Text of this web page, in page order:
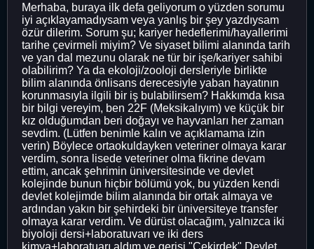
Merhaba, buraya ilk defa geliyorum o yüzden sorumu
iyi açıklayamadıysam veya yanlış bir şey yazdıysam
özür dilerim. Sorum şu; kariyer hedeflerimi/hayallerimi
tarihe çevirmeli miyim? Ve siyaset bilimi alanında tarih
ve yan dal mezunu olarak ne tür bir işe/kariyer sahibi
olabilirim? Ya da ekoloji/zooloji dersleriyle birlikte
bilim alanında önlisans derecesiyle yaban hayatının
korunmasıyla ilgili bir iş bulabilirsem? Hakkımda kısa
bir bilgi vereyim, ben 22F (Meksikalıyım) ve küçük bir
kız olduğumdan beri doğayı ve hayvanları her zaman
sevdim. (Lütfen benimle kalın ve açıklamama izin
verin) Böylece ortaokuldayken veteriner olmaya karar
verdim, sonra lisede veteriner olma fikrine devam
ettim, ancak şehrimin üniversitesinde ve devlet
kolejinde bunun hiçbir bölümü yok, bu yüzden kendi
devlet kolejimde bilim alanında bir ortak almaya ve
ardından yakın bir şehirdeki bir üniversiteye transfer
olmaya karar verdim. Ve dürüst olacağım, yalnızca iki
biyoloji dersi+laboratuvarı ve iki ders
kimya+laboratuarı aldım ve gerisi "Çekirdek" Devlet